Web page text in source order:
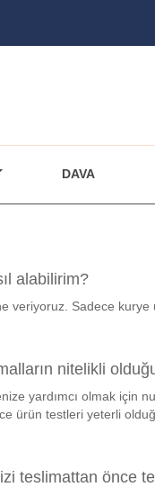
DAVA
alabilirim?
veriyoruz. Sadece kurye
nitelikli
yardımcı olmak için
ürün testleri yeterli
teslimattan önce